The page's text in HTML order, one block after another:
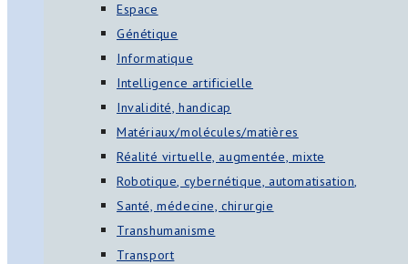
Espace
Génétique
Informatique
Intelligence artificielle
Invalidité, handicap
Matériaux/molécules/matières
Réalité virtuelle, augmentée, mixte
Robotique, cybernétique, automatisation,
Santé, médecine, chirurgie
Transhumanisme
Transport